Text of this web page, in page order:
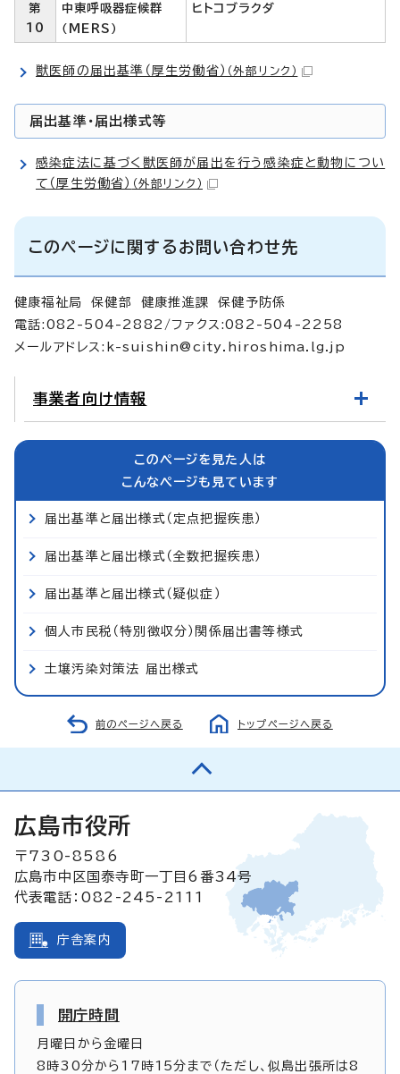
第
10
中東呼吸器症候群
（MERS）
ヒトコブラクダ
獣医師の届出基準（厚生労働省） （外部リンク）
届出基準・届出様式等
感染症法に基づく獣医師が届出を行う感染症と動物につい
て（厚生労働省） （外部リンク）
このページに関するお問い合わせ先
健康福祉局 保健部 健康推進課 保健予防係
電話:082-504-2882/ファクス:082-504-2258
メールアドレス: k-suishin@city.hiroshima.lg.jp
事業者向け情報
このページを見た人は
こんなページも見ています
届出基準と届出様式（定点把握疾患）
届出基準と届出様式（全数把握疾患）
届出基準と届出様式（疑似症）
個人市民税（特別徴収分）関係届出書等様式
土壌汚染対策法 届出様式
前のページへ戻る トップページへ戻る
広島市役所
〒730-8586
広島市中区国泰寺町一丁目6番34号
代表電話：082-245-2111
庁舎案内
開庁時間
月曜日から金曜日
8時30分から17時15分まで（ただし、似島出張所は8